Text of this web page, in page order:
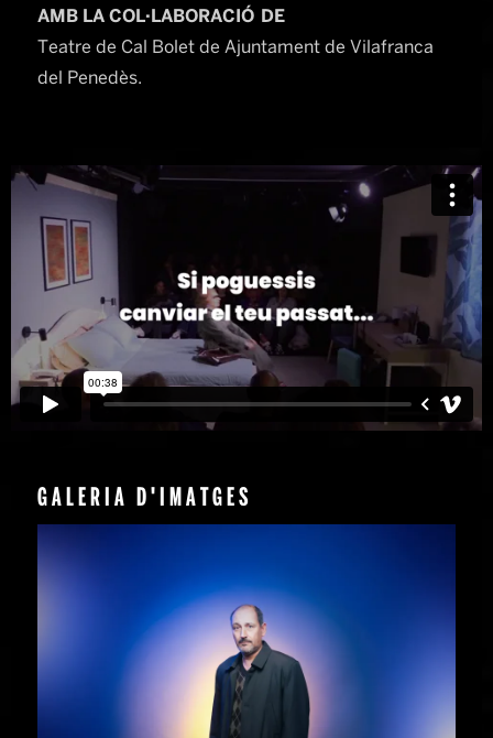
AMB LA COL·LABORACIÓ DE
Teatre de Cal Bolet de Ajuntament de Vilafranca
del Penedès.
GALERIA D'IMATGES